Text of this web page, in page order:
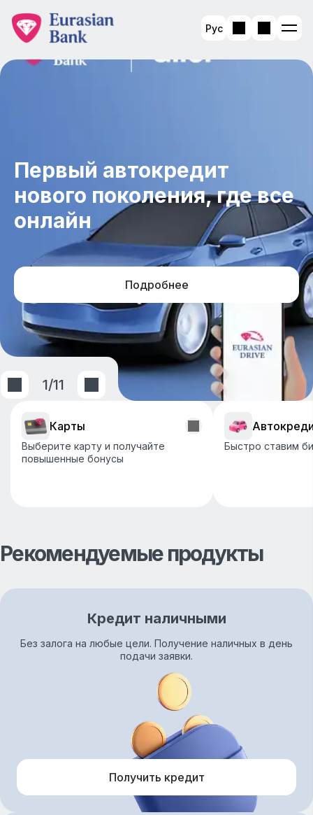
Рус
Первый автокредит
нового поколения, где все
онлайн
Подробнее
1/11
Карты
Выберите карту и получайте
повышенные бонусы
Быстро ставим
Рекомендуемые продукты
Кредит наличными
Без залога на любые цели. Получение наличных в день
подачи заявки.
Получить кредит